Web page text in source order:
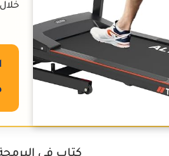
خلال 15 يوم